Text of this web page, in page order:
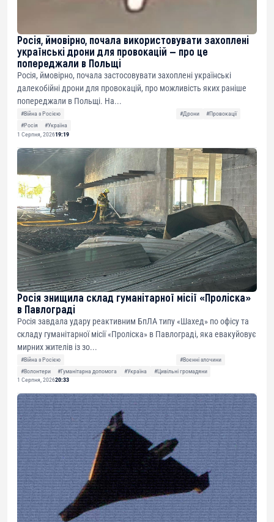
Росія, ймовірно, почала використовувати захоплені
українські дрони для провокацій — про це
попереджали в Польщі
Росія, ймовірно, почала застосовувати захоплені українські
далекобійні дрони для провокацій, про можливість яких раніше
попереджали в Польщі. На...
#Війна з Росією #Дрони
#Провокації
#Росія
#Україна
1 Серпня, 202619:19
Росія знищила склад гуманітарної місії «Проліска»
в Павлограді
Росія завдала удару реактивним БпЛА типу «Шахед» по офісу та
складу гуманітарної місії «Проліска» в Павлограді, яка евакуйовує
мирних жителів із зо...
#Війна з Росією
#Воєнні злочини
#Волонтери
#Гуманітарна допомога #Україна
#Цивільні громадяни
1 Серпня, 202620:33